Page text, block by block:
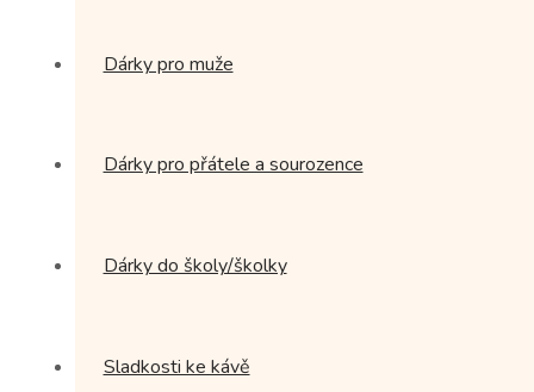
Dárky pro muže
Dárky pro přátele a sourozence
Dárky do školy/školky
Sladkosti ke kávě